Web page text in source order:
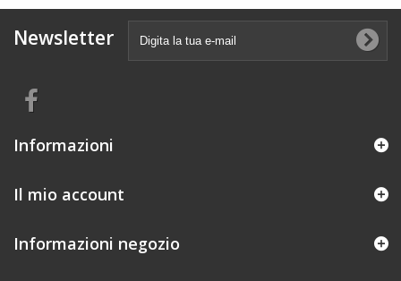
Newsletter
Informazioni
Il mio account
Informazioni negozio